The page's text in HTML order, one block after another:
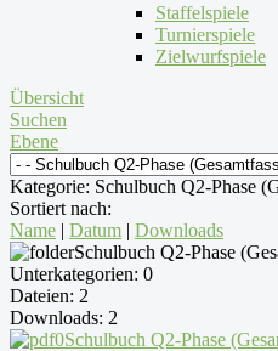
Staffelspiele
Turnierspiele
Zielwurfspiele
Übersicht
Suchen
Ebene
Kategorie: Schulbuch Q2-Phase
Sortiert nach:
Name | Datum | Downloads
Schulbuch Q2-Phase
Unterkategorien: 0
Dateien: 2
Downloads: 2
Schulbuch Q2-Phase